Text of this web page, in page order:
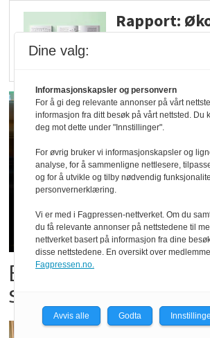
Rapport:
er klare! Er
Bestillings-rush i
storkampen
Dine valg:
Informasjonskapsler og personvern
For å gi deg relevante annonser på vårt
informasjon fra ditt besøk på vårt nettsted. Du
deg mot dette under "Innstillinger".
For øvrig bruker vi informasjonskapsler og
analyse, for å sammenligne nettlesere,
og for å utvikle og tilby nødvendig
personvernerklæring.
Vi er med i Fagpressen-nettverket. Om du
du få relevante annonser på nettstedene til
nettverket basert på informasjon fra dine
disse nettstedene. En oversikt over
Fagpressen.no.
Avvis alle Godta